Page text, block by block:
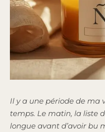
Il y a une période de ma
temps. Le matin, la liste
longue avant d’avoir bu